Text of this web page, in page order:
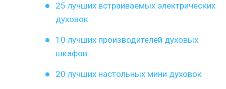
25 лучших встраиваемых электрических
духовок
10 лучших производителей духовых
шкафов
20 лучших настольных мини духовок